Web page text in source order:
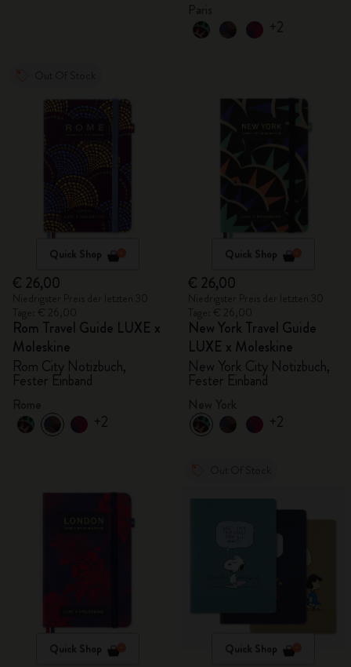
+2
Quick Shop
€ 26,00
Rom Travel Guide LUXE x
Moleskine
Rom City Notizbuch,
Fester Einband
+2
Quick Shop
€ 26,00
New York Travel Guide
LUXE x Moleskine
New York City Notizbuch,
Fester Einband
+2
Quick Shop Quick Shop